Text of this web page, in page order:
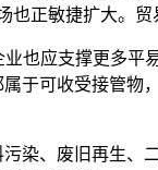
正敏捷扩大。贸
应支撑更多平
于可收受接管物
、废旧再生、